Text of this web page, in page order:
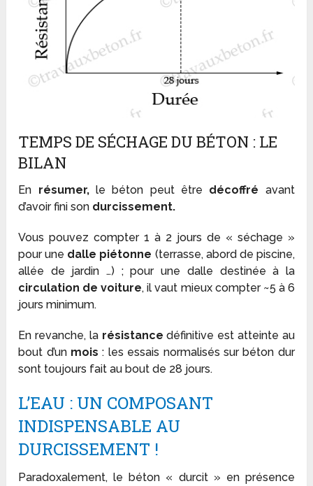
TEMPS DE SÉCHAGE DU BÉTON : LE
BILAN
En résumer,le béton peut être décoffré avant
d’avoir fini son durcissement.
Vous pouvez compter 1 à 2 jours de « séchage »
pour une dalle piétonne (terrasse, abord de piscine,
allée de jardin …) ; pour une dalle destinée à la
circulation de voiture, il vaut mieux compter ~5 à 6
jours minimum.
En revanche, la résistance définitive est atteinte au
bout d’un mois : les essais normalisés sur béton dur
sont toujours fait au bout de 28 jours.
L’EAU : UN COMPOSANT
INDISPENSABLE AU
DURCISSEMENT !
Paradoxalement, le béton « durcit » en présence